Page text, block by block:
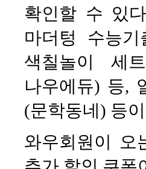
확인할 수 있
마더텅 수능
색칠놀이 세
나우에듀) 등,
(문학동네) 등
와우회원이 오